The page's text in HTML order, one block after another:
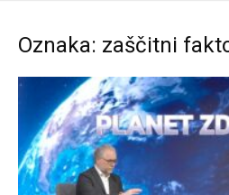
Oznaka: zaščitni